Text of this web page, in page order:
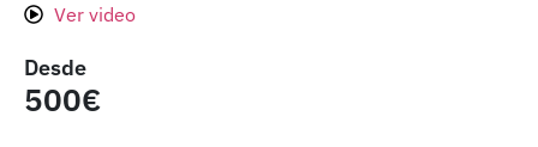
Ver video
Desde
500€